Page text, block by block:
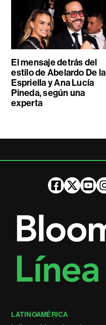
El mensaje detrás del
estilo de Abelardo De la
Espriella y Ana Lucía
Pineda, según una
experta
LATINOAMÉRICA